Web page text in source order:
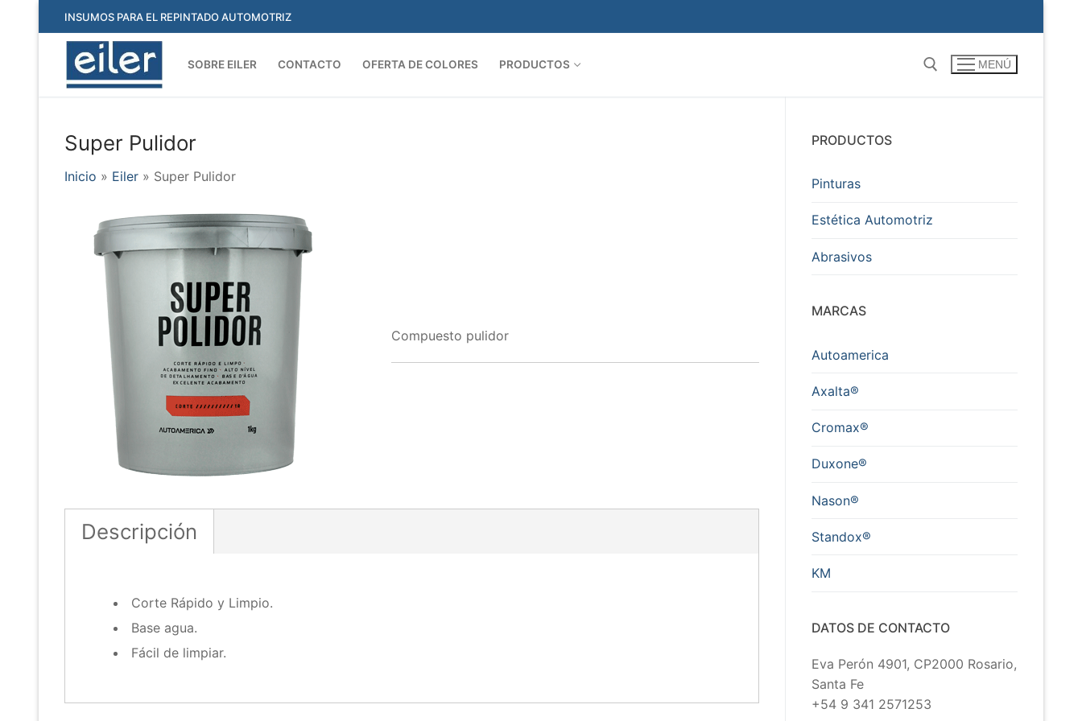
al
contenido
INSUMOS PARA EL REPINTADO AUTOMOTRIZ
SOBRE EILER CONTACTO OFERTA DE COLORES PRODUCTOS MENÚ
Super Pulidor
Inicio » Eiler » Super Pulidor
Compuesto pulidor
Descripción
Corte Rápido y Limpio.
Base agua.
Fácil de limpiar.
PRODUCTOS
Pinturas
Estética Automotriz
Abrasivos
MARCAS
Autoamerica
Axalta®
Cromax®
Duxone®
Nason®
Standox®
KM
DATOS DE CONTACTO
Eva Perón 4901, CP2000 Rosario,
Santa Fe
+54 9 341 2571253